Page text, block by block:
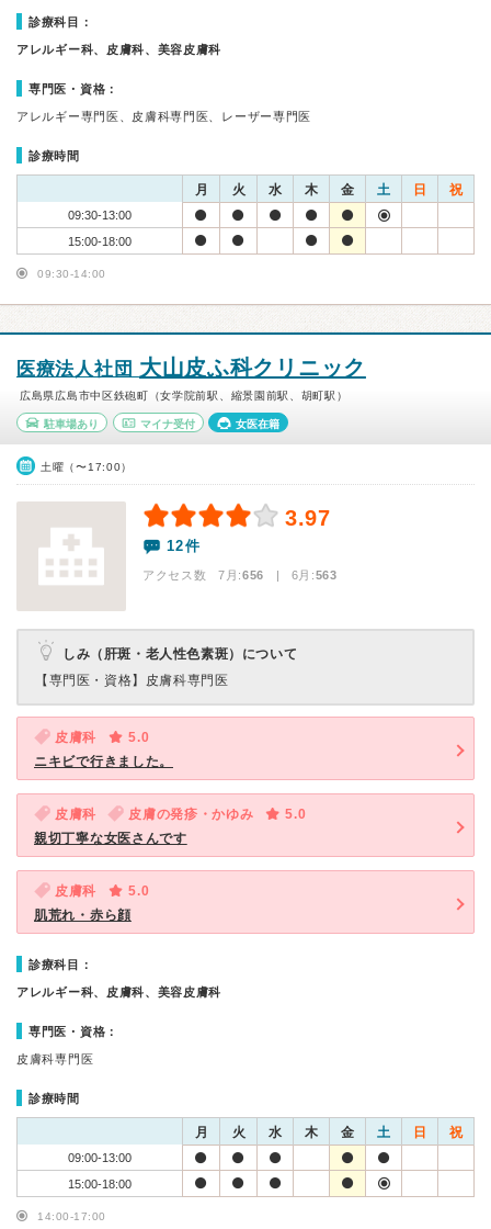
診療科目：
アレルギー科、皮膚科、美容皮膚科
専門医・資格：
アレルギー専門医、皮膚科専門医、レーザー専門医
診療時間
月 火 水 木 金 土 日 祝
09:30-13:00
15:00-18:00
09:30-14:00
医療法人社団 大山皮ふ科クリニック
広島県広島市中区鉄砲町（女学院前駅、縮景園前駅、胡町駅）
駐車場あり マイナ受付 女医在籍
土曜（〜17:00）
3.97
12件
アクセス数 7月:656 | 6月:563
しみ（肝斑・老人性色素斑）について
【専門医・資格】 皮膚科専門医
皮膚科
5.0
ニキビで行きました。
皮膚科 皮膚の発疹・かゆみ
5.0
親切丁寧な女医さんです
皮膚科
5.0
肌荒れ・赤ら顔
診療科目：
アレルギー科、皮膚科、美容皮膚科
専門医・資格：
皮膚科専門医
診療時間
月 火 水 木 金 土 日 祝
09:00-13:00
15:00-18:00
14:00-17:00